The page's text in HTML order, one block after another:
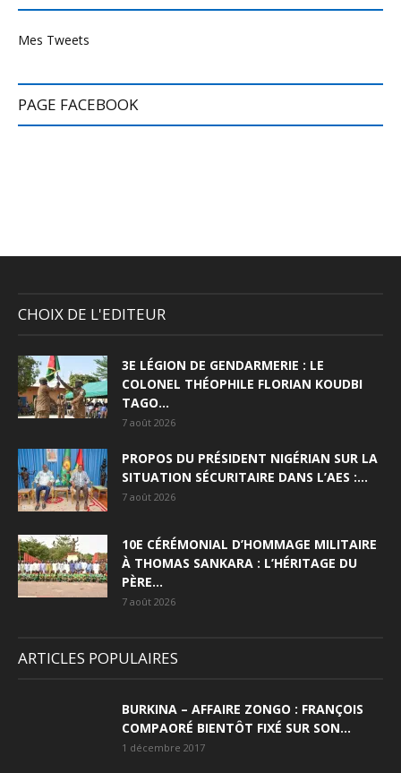
Mes Tweets
PAGE FACEBOOK
CHOIX DE L'EDITEUR
3E LÉGION DE GENDARMERIE : LE
COLONEL THÉOPHILE FLORIAN KOUDBI
TAGO...
7 août 2026
PROPOS DU PRÉSIDENT NIGÉRIAN SUR LA
SITUATION SÉCURITAIRE DANS L’AES :...
7 août 2026
10E CÉRÉMONIAL D’HOMMAGE MILITAIRE
À THOMAS SANKARA : L’HÉRITAGE DU
PÈRE...
7 août 2026
ARTICLES POPULAIRES
BURKINA – AFFAIRE ZONGO : FRANÇOIS
COMPAORÉ BIENTÔT FIXÉ SUR SON...
1 décembre 2017